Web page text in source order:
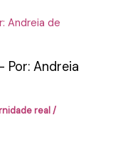
Por: Andreia
real/